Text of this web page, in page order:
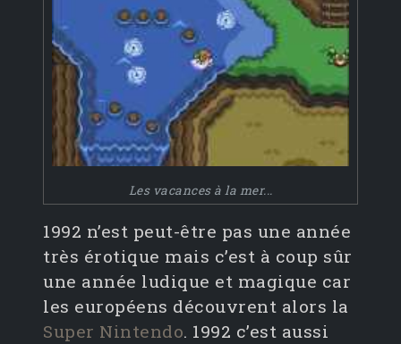
Les vacances à la mer...
1992 n’est peut-être pas une année
très érotique mais c’est à coup sûr
une année ludique et magique car
les européens découvrent alors la
Super Nintendo. 1992 c’est aussi